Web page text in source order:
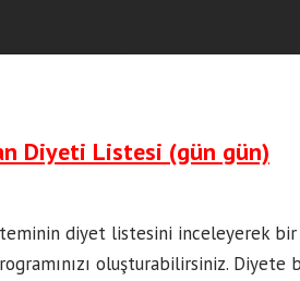
Diyeti Listesi (gün gün)
diyet listesini inceleyerek
oluşturabilirsiniz.